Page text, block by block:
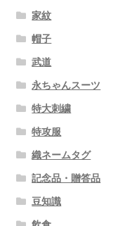
家紋
帽子
武道
永ちゃんスーツ
特大刺繍
特攻服
織ネームタグ
記念品・贈答品
豆知識